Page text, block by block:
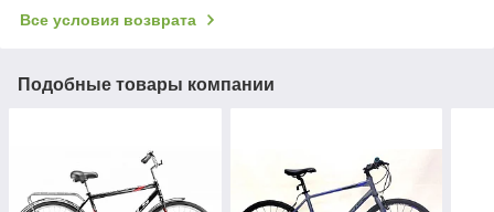
Все условия возврата
Подобные товары компании